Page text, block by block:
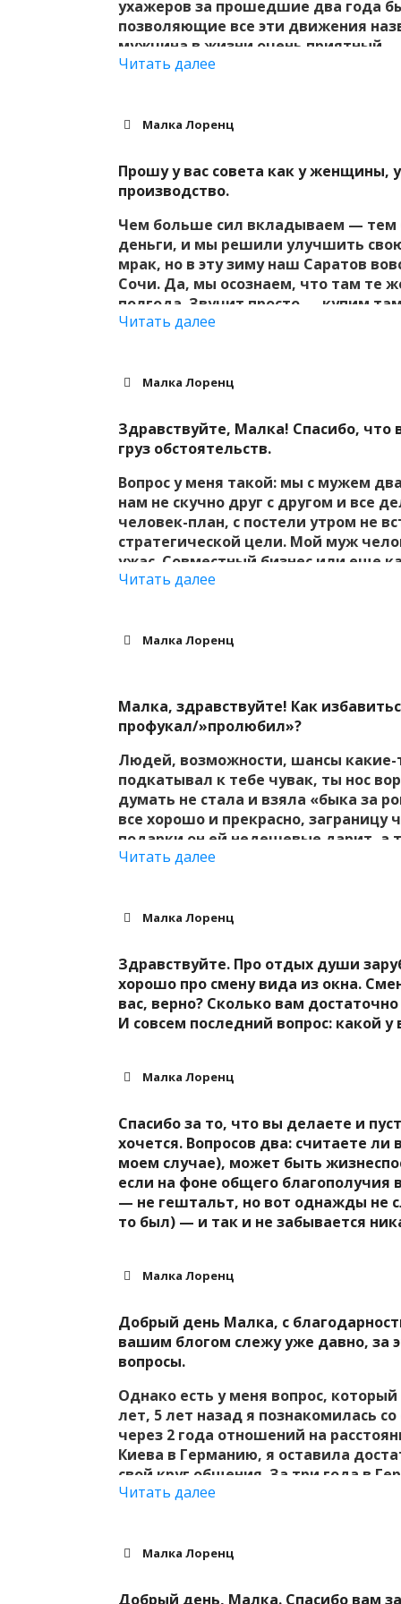
ухажеров за прошедшие два года
позволяющие все эти движения
мужчина в жизни очень приятный —
музеи-рестораны, охапки цветов,
первых, я уже с этой историей
третьего размера и общая
вторых, я сейчас выбираю часть
отказываться или может мир уже
кажется, если я мужчине скажу,
всех фрустрируют, и лучше просто
тонкую душевную организацию. Эх..
Читать далее
Малка Лоренц
Прошу у вас совета как у
производство.
Чем больше сил вкладываем — тем
деньги, и мы решили улучшить
мрак, но в эту зиму наш Саратов
Сочи. Да, мы осознаем, что там те
полгода. Звучит просто — купим
Денег на такое пока нет, но мы
работаю ровно, есть куда
перестать мечтать и начать
Читать далее
Малка Лоренц
Здравствуйте, Малка! Спасибо, что
груз обстоятельств.
Вопрос у меня такой: мы с мужем
нам не скучно друг с другом и все
человек-план, с постели утром не
стратегической цели. Мой муж
ужас. Совместный бизнес или еще
невозможны, страдаем оба. Я
Получается, что я все время
была легкая ласточка. Ситуация
добытчик в семье, на его
приходит мне в голову в качестве
автономии, но, знаете, ощущение
увидите что-то, чего не вижу я?
Читать далее
Малка Лоренц
Малка, здравствуйте! Как
профукал/»пролюбил»?
Людей, возможности, шансы
подкатывал к тебе чувак, ты нос
думать не стала и взяла «быка за
все хорошо и прекрасно, заграницу
подарки он ей недешевые дарит, а
выражаясь), наблюдая издалека их
обменяться телефонами, но
прочий морализаторский бред. В
окончательно, но и тот мужчина
дуууумать…а вот, а вдруг, а стоило
что-то путное бы и вышло. Но уже
жизни масса. Нет, я никому не
несбывшемся. Ощущением, как
совершенно по-другому. Ну, да что
сослагательного наклонения (с).
мудрости? Бывали ли у вас такие
утешение? Спасибо.
Читать далее
Малка Лоренц
Здравствуйте. Про отдых души
хорошо про смену вида из окна.
вас, верно? Сколько вам
И совсем последний вопрос: какой
Малка Лоренц
Спасибо за то, что вы делаете и
хочется. Вопросов два: считаете
моем случае), может быть
если на фоне общего
— не гештальт, но вот однажды не
то был) — и так и не забывается
Малка Лоренц
Добрый день Малка, с
вашим блогом слежу уже давно, за
вопросы.
Однако есть у меня вопрос,
лет, 5 лет назад я познакомилась
через 2 года отношений на
Киева в Германию, я оставила
свой круг общения. За три года в
учить дальше, постепенно двигаюсь
выйти на частичную занятость на
языка.Мой вопрос и наболевшая
Читать далее
Малка Лоренц
Добрый день, Малка. Спасибо вам